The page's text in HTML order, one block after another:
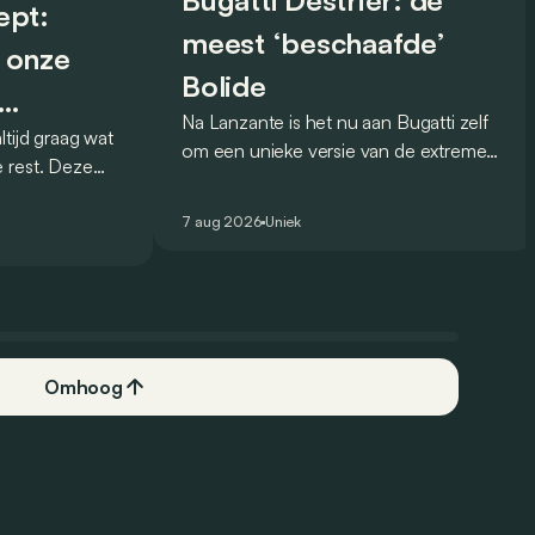
graag wat
rest. Deze
meest ‘beschaafde’
Bolide
Na Lanzante is het nu aan Bugatti zelf
om een unieke versie van de extreme
openbare weg.
7 aug 2026 Uniek
Omhoog